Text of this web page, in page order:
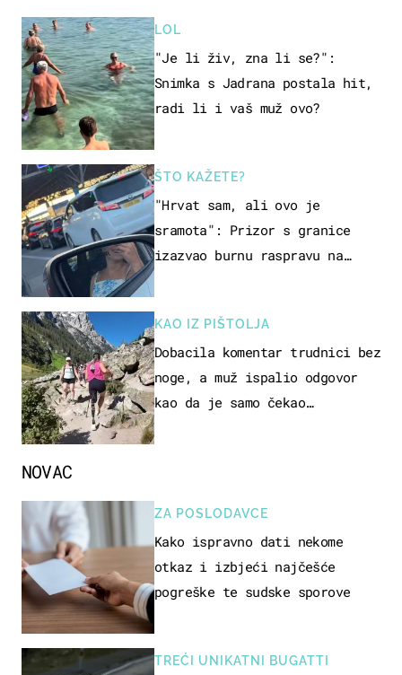
LOL
"Je li živ, zna li se?":
Snimka s Jadrana postala hit,
radi li i vaš muž ovo?
ŠTO KAŽETE?
"Hrvat sam, ali ovo je
sramota": Prizor s granice
izazvao burnu raspravu na
KAO IZ PIŠTOLJA
Dobacila komentar trudnici bez
noge, a muž ispalio odgovor
kao da je samo čekao…
NOVAC
ZA POSLODAVCE
Kako ispravno dati nekome
otkaz i izbjeći najčešće
pogreške te sudske sporove
TREĆI UNIKATNI BUGATTI